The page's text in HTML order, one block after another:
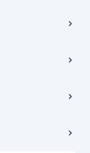
트리빌딩) B동 5층
8층 미소
에게 있습니다.